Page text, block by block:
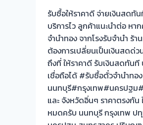
รับซื้อให้ราคาดี จ่ายเงินสดทั
บริการไว ลูกค้าแนะนำต่อ ห
จำนำทอง จากโรงรับจำนำ ร้า
ต้องการเปลี่ยนเป็นเงินสดด่ว
ถึงที่ ให้ราคาดี รับเงินสดทัน
เชื่อถือได้ #รับซื้อตั๋วจำนำทอง
นนทบุรี#กรุงเทพ#นครปฐม
และ จังหวัดอิ่นๆ ราคาตรงกัน
หมดครับ นนทบุรี กรุงเทพ ป